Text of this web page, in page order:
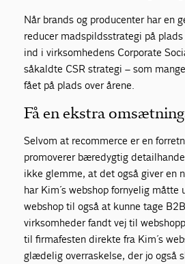
Når brands og producenter har en
reducer madspildsstrategi på
ind i virksomhedens Corporate
såkaldte CSR strategi – som
fået på plads over årene.
Få en ekstra
Selvom at recommerce er en
promoverer bæredygtig
ikke glemme, at det også giver en
har Kim´s webshop fornyelig måtte
webshop til også at kunne tage
virksomheder fandt vej til
til firmafesten direkte fra Kim´s
glædelig overraskelse, der jo også